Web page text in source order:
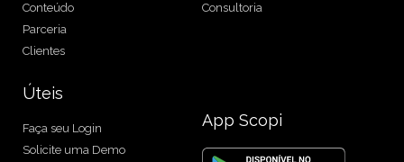
Conteúdo
Parceria
Clientes
Consultoria
Úteis
Faça seu Login
Solicite uma Demo
App Scopi